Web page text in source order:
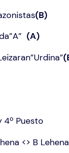
(B)
(A)
4º Puesto
<> B